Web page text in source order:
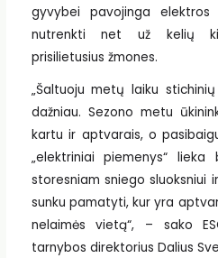
gyvybei pavojinga
nutrenkti net už kelių
prisilietusius žmones.
„Šaltuoju metų laiku
dažniau. Sezono metu
kartu ir aptvarais, o
„elektriniai piemenys“ lieka
storesniam sniego sluoksniui
sunku pamatyti, kur yra
nelaimės vietą“, – sako
tarnybos direktorius Dalius